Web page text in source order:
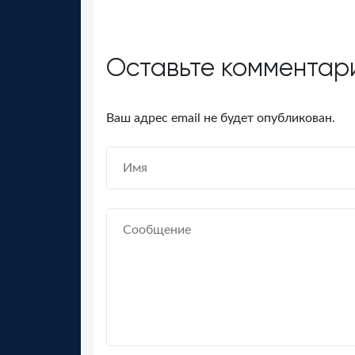
Оставьте
Ваш адрес email не будет опубликован.